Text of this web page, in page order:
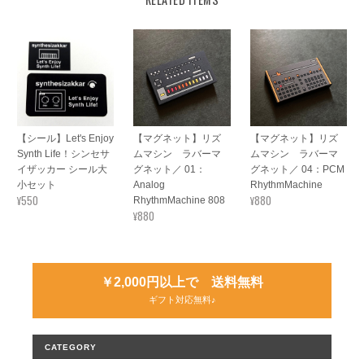
【シール】Let's Enjoy
Synth Life！シンセサ
イザッカー シール大
小セット
¥550
【マグネット】リズ
ムマシン ラバーマ
グネット／ 01：
Analog
RhythmMachine 808
¥880
【マグネット】リズ
ムマシン ラバーマ
グネット／ 04：PCM
RhythmMachine
¥880
￥2,000円以上で 送料無料
ギフト対応無料♪
CATEGORY